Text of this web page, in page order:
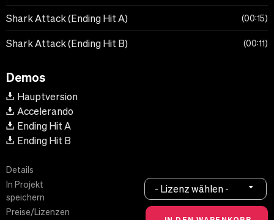
Shark Attack (Ending Hit A) 00:15
Shark Attack (Ending Hit B) 00:11
Demos
Hauptversion
Accelerando
Ending Hit A
Ending Hit B
Details
In Projekt
speichern
Preise/Lizenzen
- Lizenz wählen -